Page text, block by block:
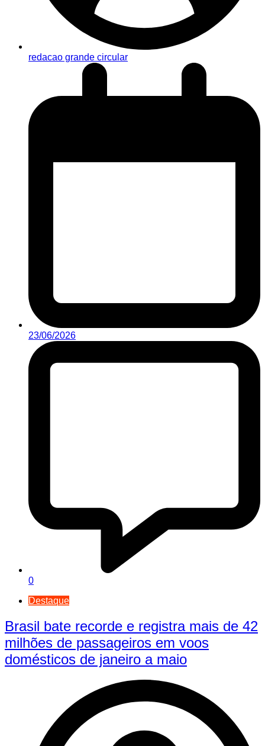
redacao grande circular
23/06/2026
0
Destaque
Brasil bate recorde e registra mais de 42
milhões de passageiros em voos
domésticos de janeiro a maio